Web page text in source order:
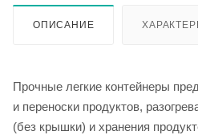
ОПИСАНИЕ
Прочные легкие контейнеры
и переноски продуктов,
(без крышки) и хранения